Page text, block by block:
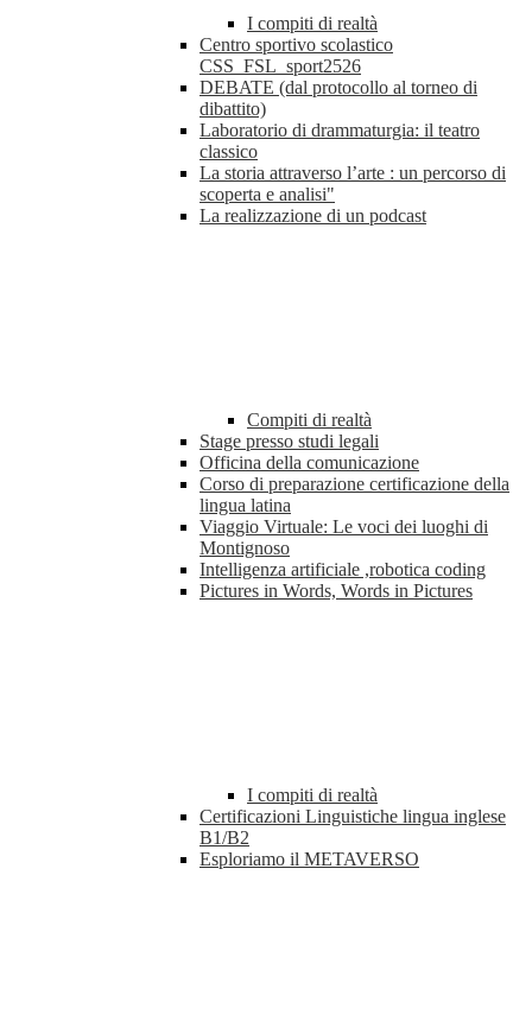
I compiti di realtà
Centro sportivo scolastico
CSS_FSL_sport2526
DEBATE (dal protocollo al torneo di
dibattito)
Laboratorio di drammaturgia: il teatro
classico
La storia attraverso l’arte : un percorso di
scoperta e analisi"
La realizzazione di un podcast
Compiti di realtà
Stage presso studi legali
Officina della comunicazione
Corso di preparazione certificazione della
lingua latina
Viaggio Virtuale: Le voci dei luoghi di
Montignoso
Intelligenza artificiale ,robotica coding
Pictures in Words, Words in Pictures
I compiti di realtà
Certificazioni Linguistiche lingua inglese
B1/B2
Esploriamo il METAVERSO